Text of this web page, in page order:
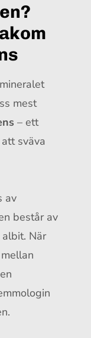
mest
– ett
sväva
av
består av
När